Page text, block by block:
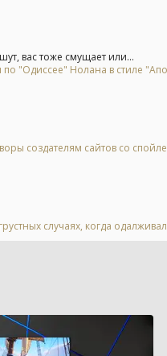
вас тоже смущает или...
"Одиссее" Нолана в стиле
создателям сайтов со
случаях, когда